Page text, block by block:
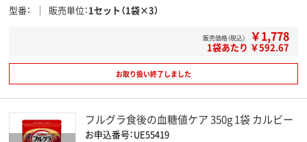
型番 販売単位 1セット（1袋×3）
販売価格（税込） ￥1,778
1袋あたり ￥592.67
お取り扱い終了しました
フルグラ食後の血糖値ケア 350g 1袋 カルビー
お申込番号：UE55419